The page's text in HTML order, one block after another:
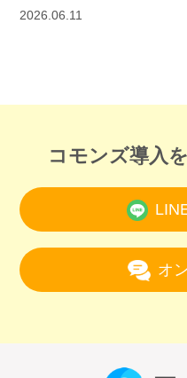
2026.06.11
コモンズ導入
オ